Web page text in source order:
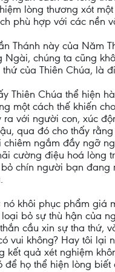
lòng thương xót
phù hợp với các nền
Thánh này của Năm
chúng ta cũng
của Thiên Chúa, là
Thiên Chúa thể hiện
một cách thế khiến
với người con, xúc
qua đó cho thấy
chiêm ngắm đầy ngỡ
cường điệu hoá lòng
chín người bạn
nó khôi phục phẩm
bỏ sự thù hận của
cầu xin sự tha thứ,
vui không? Hay tôi
kết quả xét nghiệm
họ thể hiện lòng